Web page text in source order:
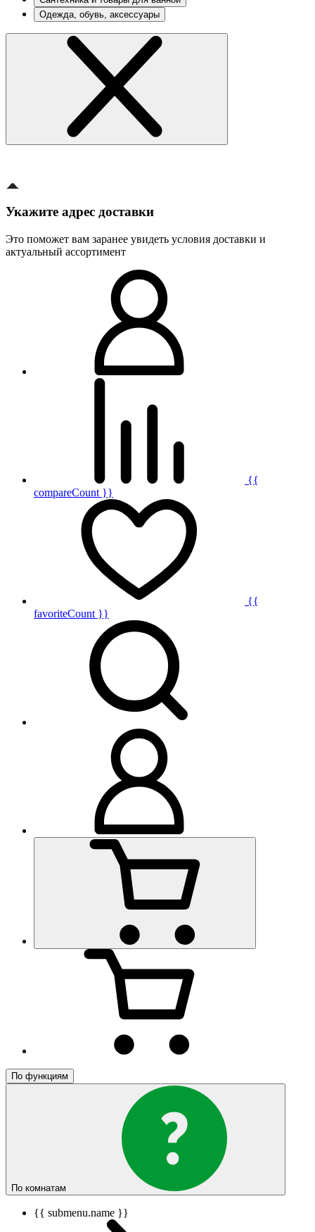
Одежда, обувь, аксессуары
Укажите адрес доставки
Это поможет вам заранее увидеть условия доставки и
актуальный ассортимент
{{
compareCount }}
{{
favoriteCount }}
По функциям
По комнатам
{{ submenu.name }}